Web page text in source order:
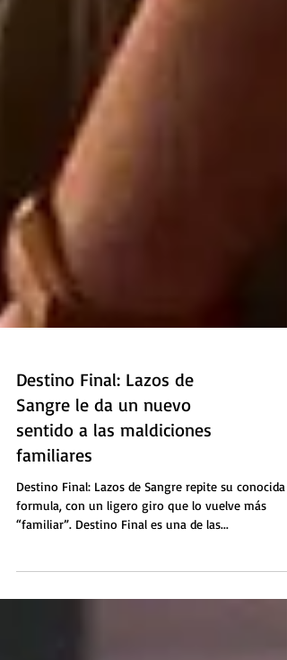
Destino Final: Lazos de
Sangre le da un nuevo
sentido a las maldiciones
familiares
Destino Final: Lazos de Sangre repite su conocida